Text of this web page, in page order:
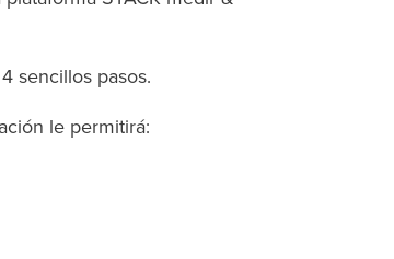
sencillos pasos.
le permitirá: